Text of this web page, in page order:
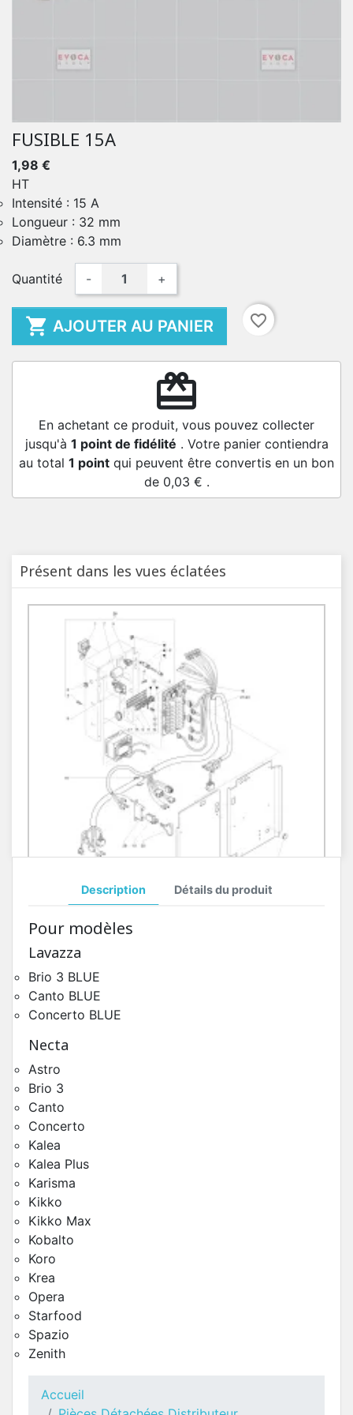
FUSIBLE 15A
1,98 €
HT
Intensité : 15 A
Longueur : 32 mm
Diamètre : 6.3 mm
Quantité - +
 AJOUTER AU PANIER favorite_border
redeem
En achetant ce produit, vous pouvez collecter
jusqu'à 1 point de fidélité . Votre panier contiendra
au total 1 point qui peuvent être convertis en un bon
de 0,03 € .
Présent dans les vues éclatées
Pièces Détachées Distributeur Automatique
Description Détails du produit
Pour modèles
Lavazza
Brio 3 BLUE
Canto BLUE
Concerto BLUE
Necta
Astro
Brio 3
Canto
Concerto
Kalea
Kalea Plus
Karisma
Kikko
Kikko Max
Kobalto
Koro
Krea
Opera
Starfood
Spazio
Zenith
Accueil